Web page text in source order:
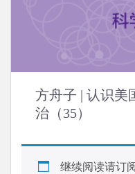
方舟子 | 认识
治（35）
继续阅读请订